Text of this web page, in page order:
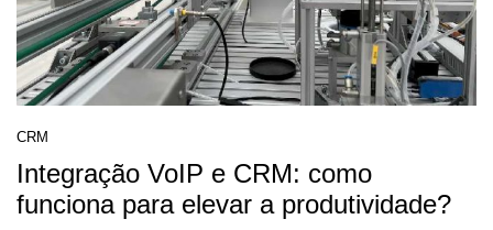
CRM
Integração VoIP e CRM: como
funciona para elevar a produtividade?